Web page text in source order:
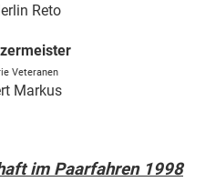
Reto
Veteranen
Markus
im Paarfahren 1998